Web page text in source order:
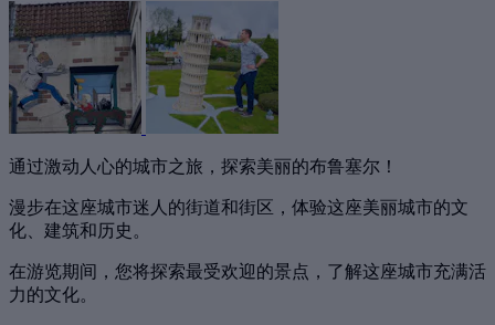
通过激动人心的城市之旅，探索美丽的布鲁塞尔！
漫步在这座城市迷人的街道和街区，体验这座美丽城市的文
化、建筑和历史。
在游览期间，您将探索最受欢迎的景点，了解这座城市充满活
力的文化。